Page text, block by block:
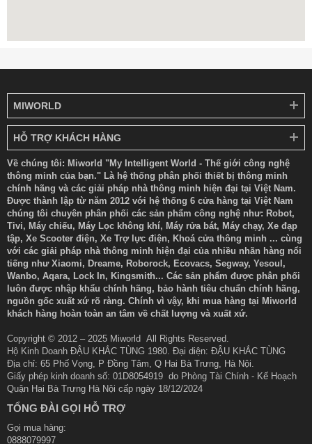
MIWORLD
HỖ TRỢ KHÁCH HÀNG
Về chúng tôi: Miworld "My Intelligent World - Thế giới công nghệ
thông minh của bạn." Là hệ thống phân phối thiết bị thông minh
chính hãng và các giải pháp nhà thông minh hiện đại tại Việt Nam.
Được thành lập từ năm 2012 với hệ thống 6 cửa hàng tại Việt Nam
chúng tôi chuyên phân phối các sản phẩm công nghệ như: Robot,
Tivi, Máy chiếu, Máy Lọc không khí, Máy rửa bát, Máy chạy, Xe đạp
tập, Xe Scooter điện, Xe Trợ lực điện, Khoá cửa thông minh ... cùng
với các giải pháp nhà thông minh hiện đại của nhiều nhãn hàng nổi
tiếng như Xiaomi, Dreame, Roborock, Ecovacs, Segway, Yesoul,
Wanbo, Aqara, Lock In, Kingsmith... Các sản phẩm được phân phối
luôn được nhập khẩu chính hãng, bảo hành tiêu chuẩn chính hãng,
nguồn gốc xuất xứ rõ ràng. Chính vì vậy, khi mua hàng tại Miworld
khách hàng hoàn toàn an tâm về chất lượng và xuất xứ.
Copyright © 2012 – 2025 Miworld All Rights Reserved.
Hộ Kinh Doanh ĐẬU KHẮC TÙNG 1980. Đại diện: ĐẬU KHẮC TÙNG
Địa chỉ: 65 Phố Vọng, P Đồng Tâm, Q Hai Bà Trưng, Hà Nội.
Giấy phép kinh doanh số: 01D8054919 do Phòng Tài Chính - Kế Hoạch
Quận Hai Bà Trưng Hà Nội cấp ngày 18/12/2024
TỔNG ĐÀI GỌI HỖ TRỢ
Gọi mua hàng:
0888079997